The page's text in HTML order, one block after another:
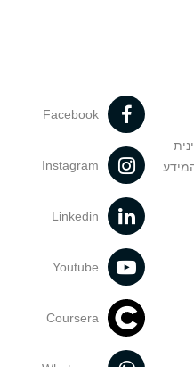
Facebook
Instagram
Linkedin
Youtube
Coursera